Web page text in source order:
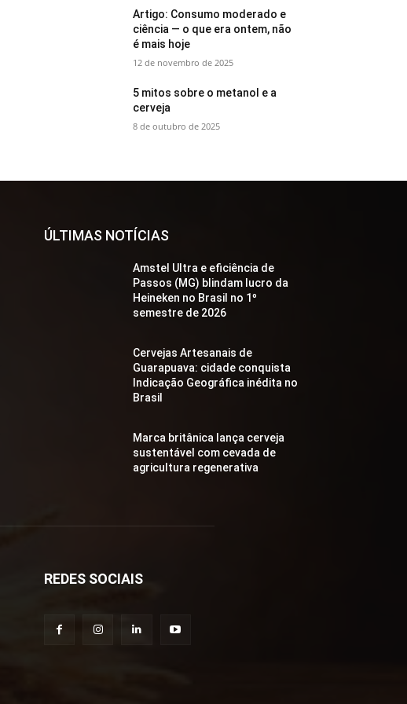
Artigo: Consumo moderado e
ciência — o que era ontem, não
é mais hoje
12 de novembro de 2025
5 mitos sobre o metanol e a
cerveja
8 de outubro de 2025
ÚLTIMAS NOTÍCIAS
Amstel Ultra e eficiência de
Passos (MG) blindam lucro da
Heineken no Brasil no 1º
semestre de 2026
Cervejas Artesanais de
Guarapuava: cidade conquista
Indicação Geográfica inédita no
Brasil
Marca britânica lança cerveja
sustentável com cevada de
agricultura regenerativa
REDES SOCIAIS